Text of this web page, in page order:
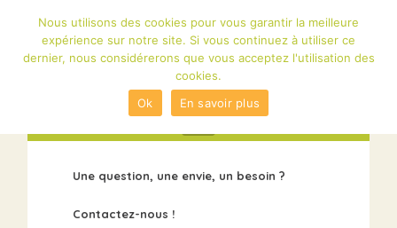
Navigation
Une question, une envie, un besoin ?
Contactez-nous !
Nous utilisons des cookies pour vous garantir la meilleure
expérience sur notre site. Si vous continuez à utiliser ce
dernier, nous considérerons que vous acceptez l'utilisation des
cookies.
Ok
En savoir plus